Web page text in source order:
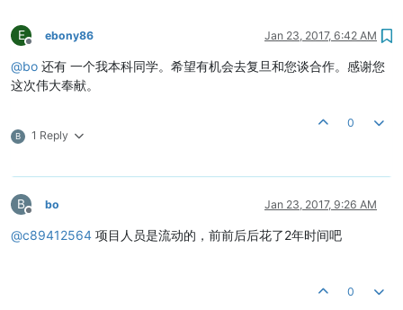
E
Offline
ebony86 Jan 23, 2017, 6:42 AM
@bo 还有 一个我本科同学。希望有机会去复旦和您谈合作。感谢您
这次伟大奉献。
B 1 Reply
0
B
Offline
bo Jan 23, 2017, 9:26 AM
@c89412564 项目人员是流动的，前前后后花了2年时间吧
0